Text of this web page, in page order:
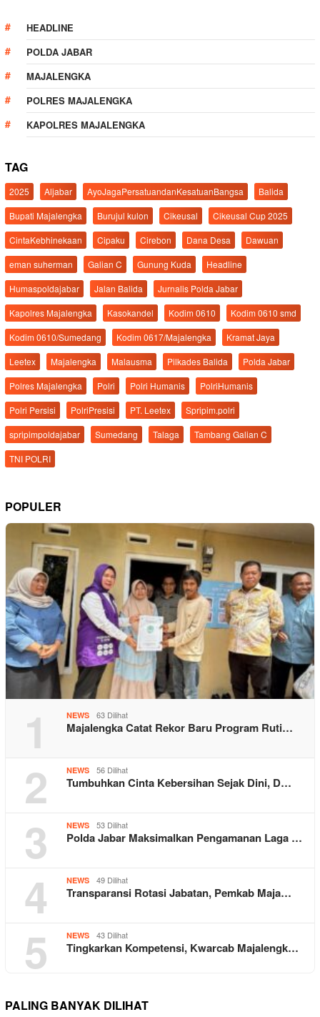
HEADLINE
POLDA JABAR
MAJALENGKA
POLRES MAJALENGKA
KAPOLRES MAJALENGKA
TAG
2025 Aljabar AyoJagaPersatuandanKesatuanBangsa
Balida
Bupati Majalengka
Burujul kulon Cikeusal
Cikeusal Cup 2025
CintaKebhinekaan
Cipaku Cirebon Dana Desa
Dawuan
eman suherman
Galian C Gunung Kuda
Headline
Humaspoldajabar
Jalan Balida
Jurnalis Polda Jabar
Kapolres Majalengka
Kasokandel Kodim 0610
Kodim 0610 smd
Kodim 0610/Sumedang
Kodim 0617/Majalengka
Kramat Jaya
Leetex
Majalengka Malausma Pilkades Balida
Polda Jabar
Polres Majalengka
Polri Polri Humanis
PolriHumanis
Polri Persisi
PolriPresisi PT. Leetex
Spripim.polri
spripimpoldajabar
Sumedang Talaga
Tambang Galian C
TNI POLRI
POPULER
1 NEWS 63 Dilihat
Majalengka Catat Rekor Baru Program Ruti…
2 NEWS 56 Dilihat
Tumbuhkan Cinta Kebersihan Sejak Dini, D…
3 NEWS 53 Dilihat
Polda Jabar Maksimalkan Pengamanan Laga …
4 NEWS 49 Dilihat
Transparansi Rotasi Jabatan, Pemkab Maja…
5 NEWS 43 Dilihat
Tingkarkan Kompetensi, Kwarcab Majalengk…
PALING BANYAK DILIHAT